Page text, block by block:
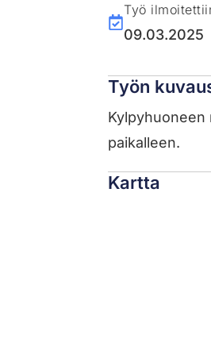
Työ
09.03.2025
Työn
Kylpyhuoneen
paikalleen.
Kartta